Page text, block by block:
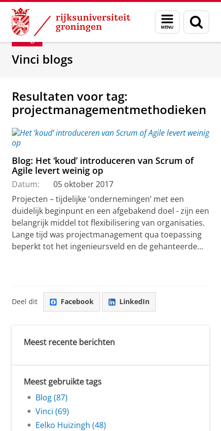
Skip
Content
Skip
Navigation
Menu
en
zoeken
Department of Innovation Management &
Blog
Vinci blogs
Resultaten voor tag:
projectmanagementmethodieken
Blog: Het ‘koud’ introduceren van Scrum of
Agile levert weinig op
Datum:
05 oktober 2017
Projecten – tijdelijke ‘ondernemingen’ met een
duidelijk beginpunt en een afgebakend doel - zijn een
belangrijk middel tot flexibilisering van organisaties.
Lange tijd was projectmanagement qua toepassing
beperkt tot het ingenieursveld en de gehanteerde...
Deel dit Facebook LinkedIn
Meest recente berichten
Meest gebruikte tags
Blog (87)
Vinci (69)
Eelko Huizingh (48)